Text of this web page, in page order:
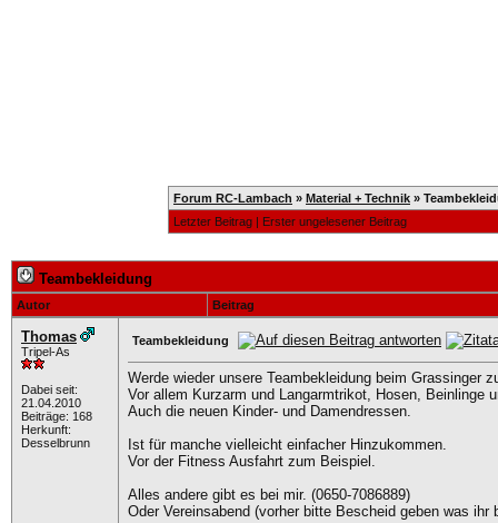
Forum RC-Lambach » Material + Technik »
Letzter Beitrag | Erster ungelesener Beitrag
Teambekleidung
Autor Beitrag
Thomas
Tripel-As
Dabei seit:
21.04.2010
Beiträge: 168
Herkunft:
Desselbrunn
Teambekleidung
Werde wieder unsere Teambekleidung beim Grassinger
Vor allem Kurzarm und Langarmtrikot, Hosen, Beinlinge
Auch die neuen Kinder- und Damendressen.
Ist für manche vielleicht einfacher Hinzukommen.
Vor der Fitness Ausfahrt zum Beispiel.
Alles andere gibt es bei mir. (0650-7086889)
Oder Vereinsabend (vorher bitte Bescheid geben was ihr